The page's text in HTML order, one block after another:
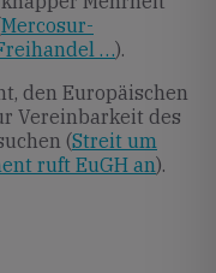
Mercosur-
…).
den Europäischen
Vereinbarkeit des
(Streit um
ruft EuGH an).